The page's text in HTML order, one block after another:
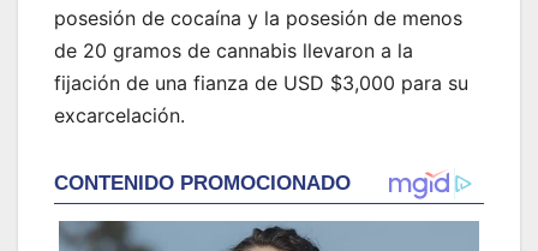
posesión de cocaína y la posesión de menos
de 20 gramos de cannabis llevaron a la
fijación de una fianza de USD $3,000 para su
excarcelación.